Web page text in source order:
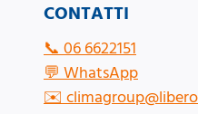
CONTATTI
📞06 6622151
💬WhatsApp
✉️